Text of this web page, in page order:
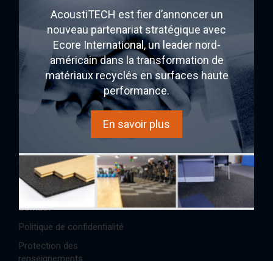
Rothoblaas
SONO/MAX25
Ecore
AcoustiTECH
Services et solutions
À propos
Partenaires
Réalisations/Études de cas
Références
Contact
Politique de confidentialité
Protection des
renseignements
Acheter
Expérience sonore
AcoustiINDEX
AcoustiCONDO
Où acheter
Boutique
AcoustiTECH est fier d’annoncer un
nouveau partenariat stratégique avec
Ecore International, un leader nord-
américain dans la transformation de
matériaux recyclés en surfaces haute
performance.
En savoir plus